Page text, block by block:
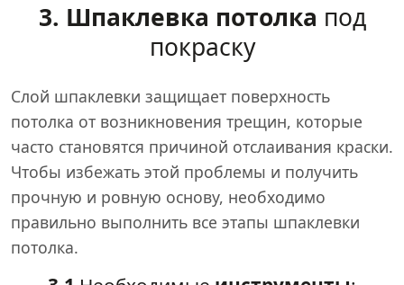
3. Шпаклевка потолка под
покраску
Слой шпаклевки защищает поверхность
потолка от возникновения трещин, которые
часто становятся причиной отслаивания краски.
Чтобы избежать этой проблемы и получить
прочную и ровную основу, необходимо
правильно выполнить все этапы шпаклевки
потолка.